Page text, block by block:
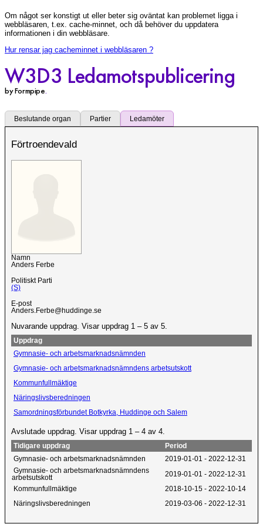
Om något ser konstigt ut eller beter sig oväntat kan problemet ligga i
webbläsaren, t.ex. cache-minnet, och då behöver du uppdatera
informationen i din webbläsare.
Hur rensar jag cacheminnet i webbläsaren ?
W3D3 Ledamotspublicering
by Formpipe.
Beslutande organ Partier Ledamöter
Förtroendevald
Namn
Anders Ferbe
Politiskt Parti
(S)
E-post
Anders.Ferbe@huddinge.se
Nuvarande uppdrag. Visar uppdrag 1 – 5 av 5.
Uppdrag
Gymnasie- och arbetsmarknadsnämnden
Gymnasie- och arbetsmarknadsnämndens arbetsutskott
Kommunfullmäktige
Näringslivsberedningen
Samordningsförbundet Botkyrka, Huddinge och Salem
Avslutade uppdrag. Visar uppdrag 1 – 4 av 4.
Tidigare uppdrag
Period
Gymnasie- och arbetsmarknadsnämnden
2019-01-01 - 2022-12-31
Gymnasie- och arbetsmarknadsnämndens
arbetsutskott
2019-01-01 - 2022-12-31
Kommunfullmäktige 2018-10-15 - 2022-10-14
Näringslivsberedningen 2019-03-06 - 2022-12-31